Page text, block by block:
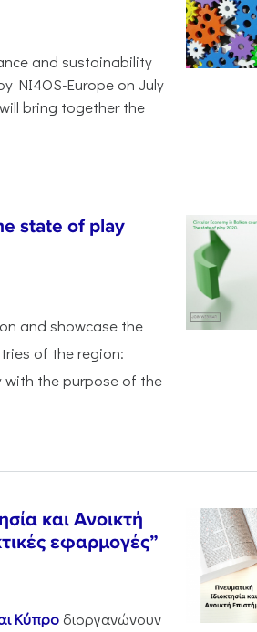
and sustainability
NI4OS-Europe on July
bring together the
state of play
and showcase the
of the region:
with the purpose of the
και Ανοικτή
εφαρμογές”
Κύπρο διοργανώνουν